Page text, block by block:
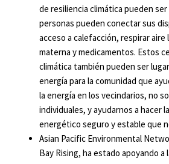
de resiliencia climática pueden
personas pueden conectar sus
acceso a calefacción, respirar
materna y medicamentos. Estos
climática también pueden ser
energía para la comunidad que
la energía en los vecindarios, no
individuales, y ayudarnos a hacer
energético seguro y estable que
Asian Pacific Environmental
Bay Rising, ha estado apoyando a